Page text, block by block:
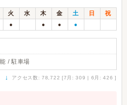
火 水 木 金 土 日
祝
● ● ● ●
/ 駐車場
↓ アクセス数: 78,722 [7月: 309 | 6月: 426 ]